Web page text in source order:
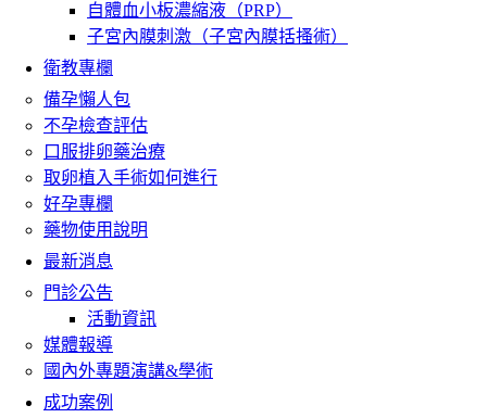
自體血小板濃縮液（PRP）
子宮內膜刺激（子宮內膜括搔術）
衛教專欄
備孕懶人包
不孕檢查評估
口服排卵藥治療
取卵植入手術如何進行
好孕專欄
藥物使用說明
最新消息
門診公告
活動資訊
媒體報導
國內外專題演講&學術
成功案例